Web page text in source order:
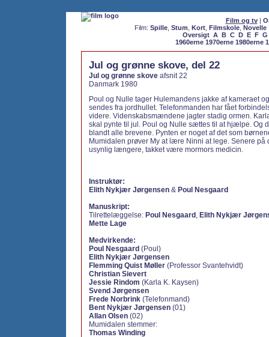
Film og tv|
Film: Spille, Stum Kort, Filmskole, Novelle
Oversigt A B C D E F G
1960erne 1970erne 1980erne
Jul og grønne skove, del 22
Jul og grønne skove afsnit 22
Danmark 1980
Poul og Nulle tager Hulemandens jakke af kameraet
sendes fra jordhullet. Telefonmanden har fået
videre. Videnskabsmændene jagter stadig ormen.
skal pynte til jul. Poul og Nulle sættes til at hjælpe. Og
blandt alle brevene. Pynten er noget af det som
Mumidalen prøver My at lære Ninni at lege. Senere på
usynlig længere, takket være mormors medicin.
Instruktør:
Elith Nykjær Jørgensen & Poul Nesgaard
Manuskript:
Tilrettelæggelse: Poul Nesgaard , Elith Nykjær
Mette Lage
Medvirkende:
Poul Nesgaard (Poul)
Elith Nykjær Jørgensen
Flemming Quist Møller (Professor Svantehvidt)
Christian Sievert
Jessie Rindom (Karla K. Kaysen)
Svend Jørgensen
Frede Norbrink (Telefonmand)
Bent Nykjær Jørgensen (01)
Allan Olsen (02)
Mumidalen stemmer:
Thomas Winding